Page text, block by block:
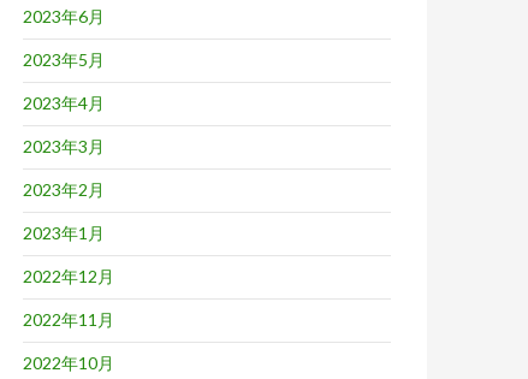
2023年6月
2023年5月
2023年4月
2023年3月
2023年2月
2023年1月
2022年12月
2022年11月
2022年10月